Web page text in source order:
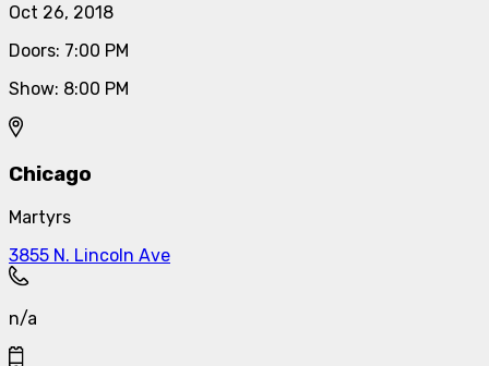
Oct 26, 2018
Doors: 7:00 PM
Show: 8:00 PM
Chicago
Martyrs
3855 N. Lincoln Ave
n/a